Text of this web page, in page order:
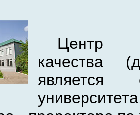
Центр
является